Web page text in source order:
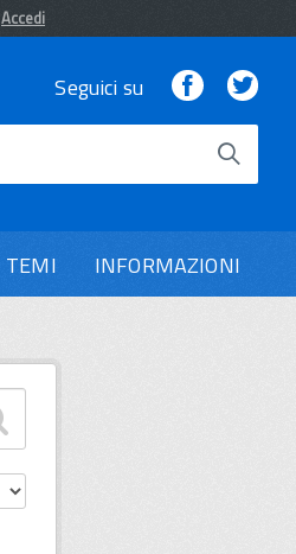
Accedi
Seguici su Facebook
TEMI INFORMAZIONI